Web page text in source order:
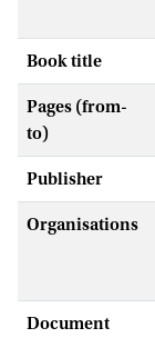
Book title
Pages (from-
to)
Publisher
Organisations
Document